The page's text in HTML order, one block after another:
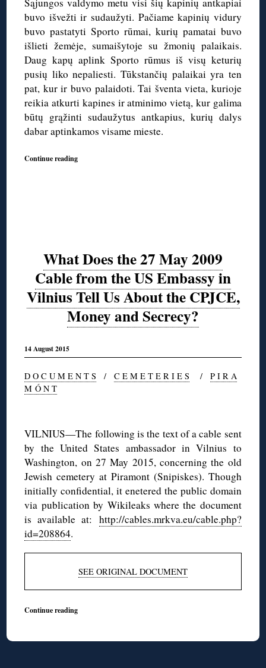
Sąjungos valdymo metu visi šių kapinių antkapiai
buvo išvežti ir sudaužyti. Pačiame kapinių vidury
buvo pastatyti Sporto rūmai, kurių pamatai buvo
išlieti žemėje, sumaišytoje su žmonių palaikais.
Daug kapų aplink Sporto rūmus iš visų keturių
pusių liko nepaliesti. Tūkstančių palaikai yra ten
pat, kur ir buvo palaidoti. Tai šventa vieta, kurioje
reikia atkurti kapines ir atminimo vietą, kur galima
būtų grąžinti sudaužytus antkapius, kurių dalys
dabar aptinkamos visame mieste.
Continue reading
What Does the 27 May 2009
Cable from the US Embassy in
Vilnius Tell Us About the CPJCE,
Money and Secrecy?
14 August 2015
D O C U M E N T S /C E M E T E R I E S /P I R A
M Ó N T
VILNIUS—The following is the text of a cable sent
by the United States ambassador in Vilnius to
Washington, on 27 May 2015, concerning the old
Jewish cemetery at Piramont (Snipiskes). Though
initially confidential, it enetered the public domain
via publication by Wikileaks where the document
is available at: http://cables.mrkva.eu/cable.php?
id=208864.
SEE ORIGINAL DOCUMENT
Continue reading